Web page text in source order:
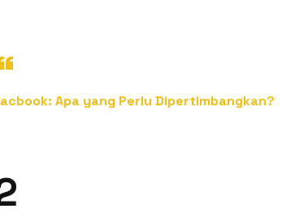
Apa yang Perlu Dipertimbangkan?